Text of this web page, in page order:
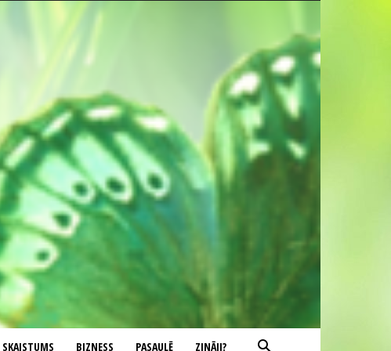
SKAISTUMS BIZNESS PASAULĒ ZINĀJI?